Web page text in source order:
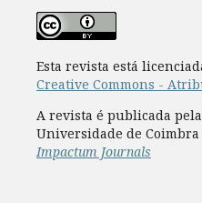
Esta revista está
Creative Commons -
A revista é publicada
Universidade de
Impactum Journals